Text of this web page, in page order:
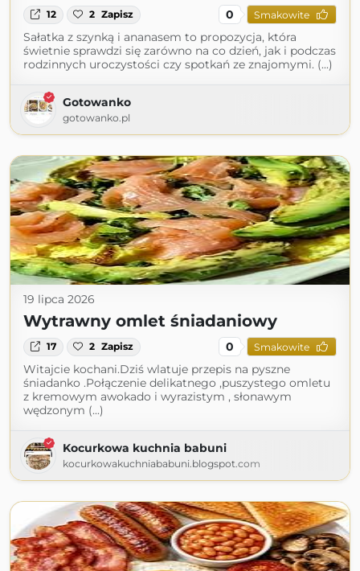
12 2 Zapisz 0 Smakowite
Sałatka z szynką i ananasem to propozycja, która
świetnie sprawdzi się zarówno na co dzień, jak i podczas
rodzinnych uroczystości czy spotkań ze znajomymi. (...)
Gotowanko
gotowanko.pl
19 lipca 2026
Wytrawny omlet śniadaniowy
17 2 Zapisz 0 Smakowite
Witajcie kochani.Dziś wlatuje przepis na pyszne
śniadanko .Połączenie delikatnego ,puszystego omletu
z kremowym awokado i wyrazistym , słonawym
wędzonym (...)
Kocurkowa kuchnia babuni
kocurkowakuchniababuni.blogspot.com